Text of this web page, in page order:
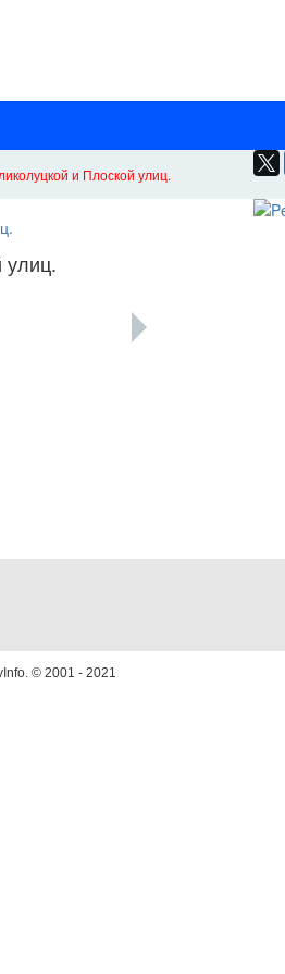
и Плоской улиц.
улиц.
© 2001 - 2021